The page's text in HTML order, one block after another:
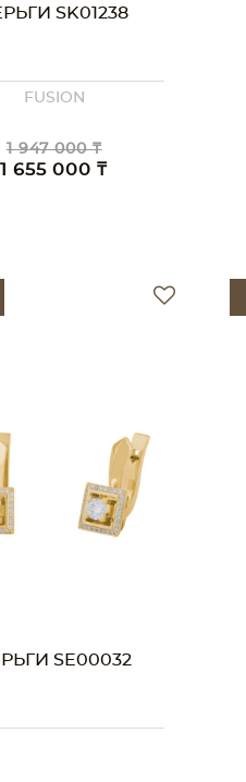
SK01238
FUSION
1 947 000 ₸
1 655 000 ₸
SE00032